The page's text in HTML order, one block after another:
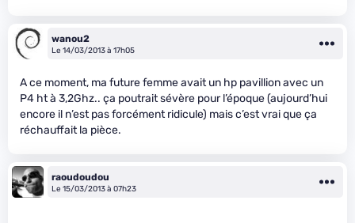
wanou2
Le 14/03/2013 à 17h05
A ce moment, ma future femme avait un hp pavillion avec un
P4 ht à 3,2Ghz.. ça poutrait sévère pour l’époque (aujourd’hui
encore il n’est pas forcément ridicule) mais c’est vrai que ça
réchauffait la pièce.
raoudoudou
Le 15/03/2013 à 07h23